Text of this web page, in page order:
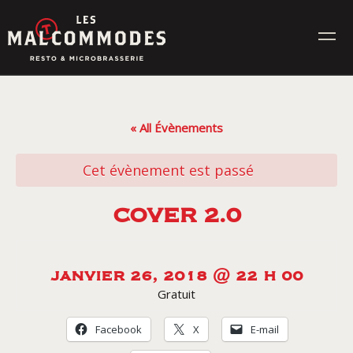
to
content
CONTACT
« All Évènements
Cet évènement est passé
COVER 2.0
JANVIER 26, 2018 @ 22 H 00
Gratuit
Facebook X E-mail